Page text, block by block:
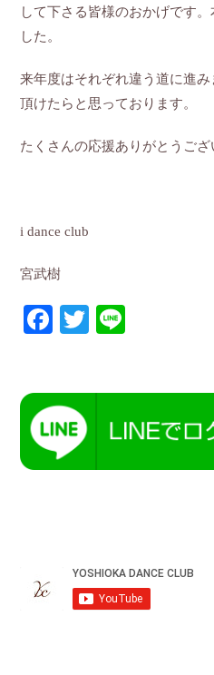
して下さる皆様のおかげです
した。
来年度はそれぞれ違う道に進
頂けたらと思っております。
たくさんの応援ありがとうござ
i dance club
宮武樹
Facebook
Twitter